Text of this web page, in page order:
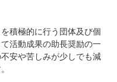
積極的に行う団体及び個
活動成果の助長奨励の一
安や苦しみが少しでも減